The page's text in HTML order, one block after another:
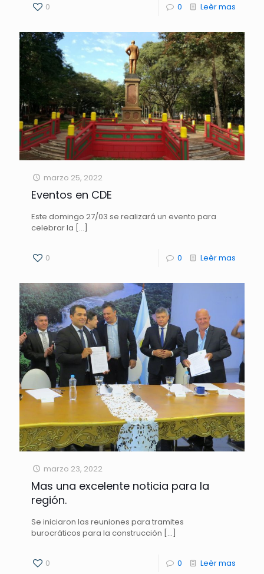
0 0 Leèr mas
marzo 25, 2022
Eventos en CDE
Este domingo 27/03 se realizará un evento para
celebrar la […]
0 0 Leèr mas
marzo 23, 2022
Mas una excelente noticia para la
región.
Se iniciaron las reuniones para tramites
burocráticos para la construcción […]
0 0 Leèr mas